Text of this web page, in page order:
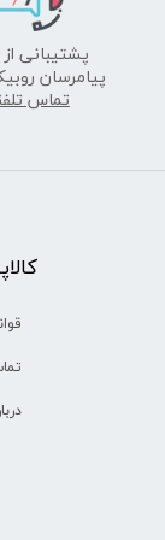
پشتیبانی
پیامرسان
تماس